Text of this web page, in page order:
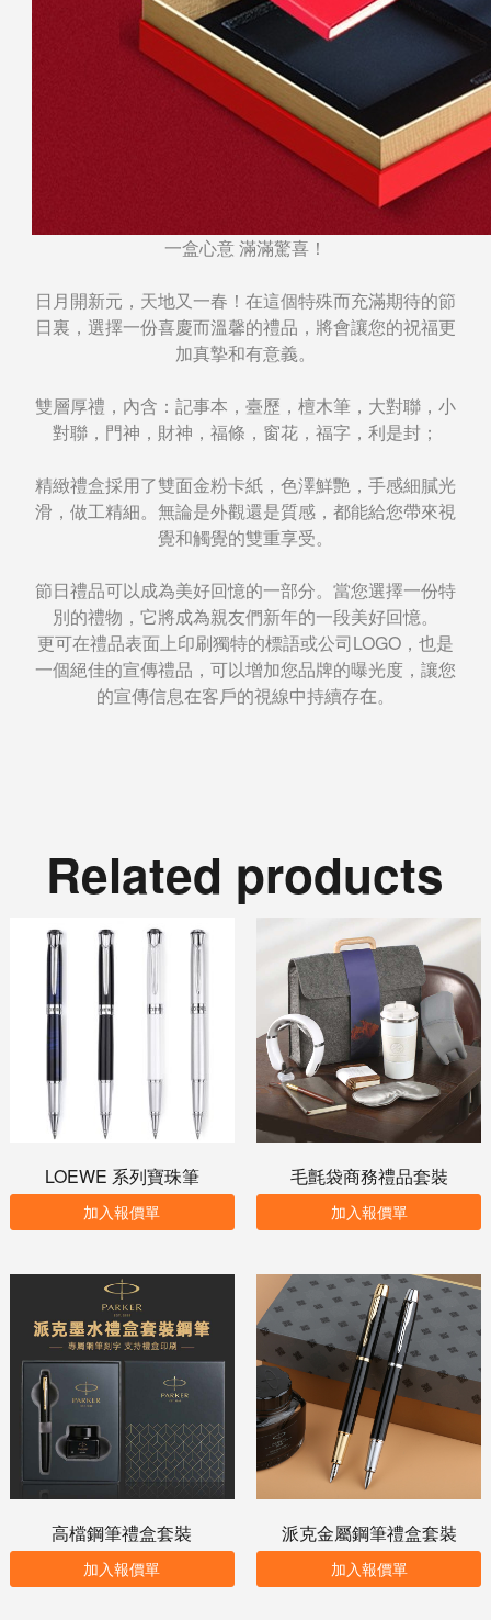
一盒心意 滿滿驚喜！
日月開新元，天地又一春！在這個特殊而充滿期待的節
日裏，選擇一份喜慶而溫馨的禮品，將會讓您的祝福更
加真摯和有意義。
雙層厚禮，內含：記事本，臺歷，檀木筆，大對聯，小
對聯，門神，財神，福條，窗花，福字，利是封；
精緻禮盒採用了雙面金粉卡紙，色澤鮮艷，手感細膩光
滑，做工精細。無論是外觀還是質感，都能給您帶來視
覺和觸覺的雙重享受。
節日禮品可以成為美好回憶的一部分。當您選擇一份特
別的禮物，它將成為親友們新年的一段美好回憶。
更可在禮品表面上印刷獨特的標語或公司LOGO，也是
一個絕佳的宣傳禮品，可以增加您品牌的曝光度，讓您
的宣傳信息在客戶的視線中持續存在。
Related products
LOEWE 系列寶珠筆
加入報價單
毛氈袋商務禮品套裝
加入報價單
高檔鋼筆禮盒套裝
加入報價單
派克金屬鋼筆禮盒套裝
加入報價單